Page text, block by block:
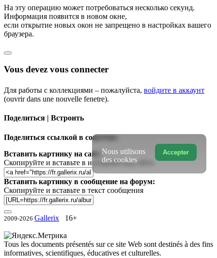
На эту операцию может потребоваться несколько секунд.
Информация появится в новом окне,
если открытие новых окон не запрещено в настройках вашего
браузера.
Vous devez vous connecter
Для работы с коллекциями – пожалуйста, войдите в аккаунт
(ouvrir dans une nouvelle fenetre).
Поделиться | Встроить
Поделиться ссылкой в соцсетях:
Вставить картинку на сайт:
Скопируйте и вставьте в исходный код сайта
Вставить картинку в сообщение на форум:
Скопируйте и вставьте в текст сообщения
2009-2026 Gallerix 16+
Tous les documents présentés sur ce site Web sont destinés à des fins
informatives, scientifiques, éducatives et culturelles.
Accepter
Nous utilisons
des cookies